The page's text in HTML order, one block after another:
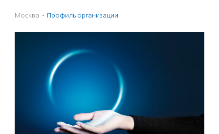
Москва · Профиль организации